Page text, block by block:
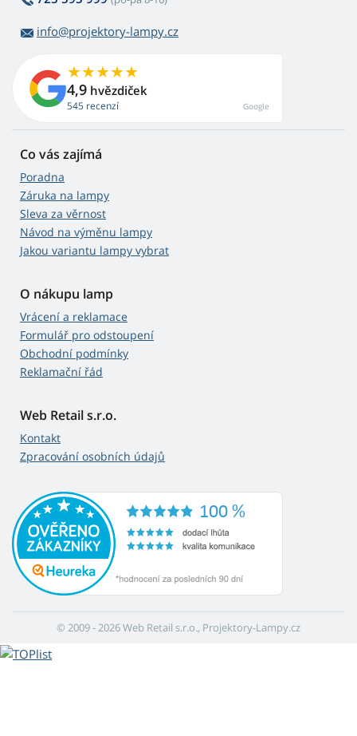
info@projektory-lampy.cz
4,9 hvězdiček
545 recenzí Google
Co vás zajímá
Poradna
Záruka na lampy
Sleva za věrnost
Návod na výměnu lampy
Jakou variantu lampy vybrat
O nákupu lamp
Vrácení a reklamace
Formulář pro odstoupení
Obchodní podmínky
Reklamační řád
Web Retail s.r.o.
Kontakt
Zpracování osobních údajů
© 2009 - 2026 Web Retail s.r.o., Projektory-Lampy.cz